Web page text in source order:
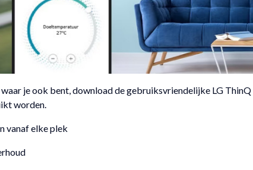
je ook bent, download de gebruiksvriendelijke LG
worden.
vanaf elke plek